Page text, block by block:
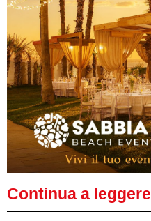
Continua a leggere